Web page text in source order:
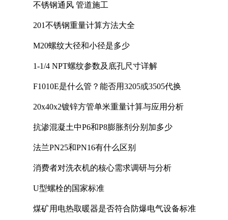
不锈钢通风 管道施工
201不锈钢重量计算方法大全
M20螺纹大径和小径是多少
1-1/4 NPT螺纹参数及底孔尺寸详解
F1010E是什么管？能否用3205或3505代换
20x40x2镀锌方管单米重量计算与应用分析
抗渗混凝土中P6和P8膨胀剂分别加多少
法兰PN25和PN16有什么区别
消费者对洗衣机的核心需求调研与分析
U型螺栓的国家标准
煤矿用电热取暖器是否符合防爆电气设备标准